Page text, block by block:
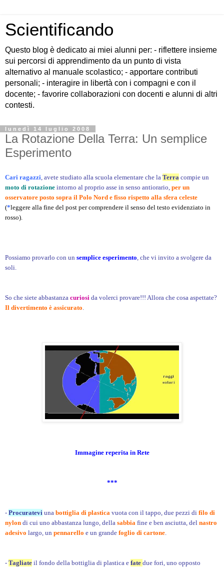
Scientificando
Questo blog è dedicato ai miei alunni per: - riflettere insieme
sui percorsi di apprendimento da un punto di vista
alternativo al manuale scolastico; - apportare contributi
personali; - interagire in libertà con i compagni e con il
docente; - favorire collaborazioni con docenti e alunni di altri
contesti.
lunedì 14 luglio 2008
La Rotazione Della Terra: Un semplice
Esperimento
Cari ragazzi , avete studiato alla scuola elementare che la Terra compie un
moto di rotazione intorno al proprio asse in senso antiorario, per un
osservatore posto sopra il Polo Nord e fisso rispetto alla sfera celeste
(*leggere alla fine del post per comprendere il senso del testo evidenziato in
rosso).
Possiamo provarlo con un semplice esperimento , che vi invito a svolgere da
soli.
So che siete abbastanza curiosi da volerci provare!!! Allora che cosa aspettate?
Il divertimento è assicurato
Immagine reperita in Rete
***
- Procuratevi una bottiglia di plastica vuota con il tappo, due pezzi di filo di
nylon di cui uno abbastanza lungo, della sabbia fine e ben asciutta, del nastro
adesivo largo, un pennarello e un grande foglio di cartone
- Tagliate il fondo della bottiglia di plastica e fate due fori, uno opposto